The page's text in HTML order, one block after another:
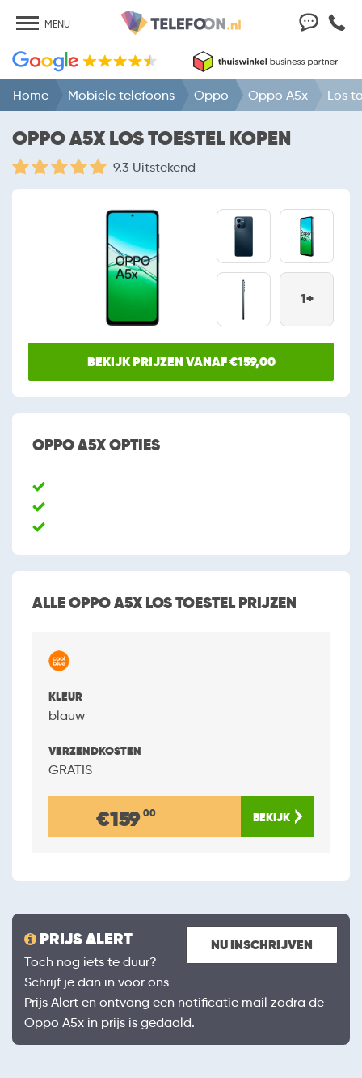
MENU
Home Mobiele telefoons Oppo Oppo A5x Los
OPPO A5X LOS TOESTEL KOPEN
9.3 Uitstekend
1+
BEKIJK PRIJZEN VANAF €159,00
OPPO A5X OPTIES
ALLE OPPO A5X LOS TOESTEL PRIJZEN
blauw
GRATIS
€15900
PRIJS ALERT NU INSCHRIJVEN
Toch nog iets te duur?
Schrijf je dan in voor ons
Prijs Alert en ontvang een notificatie mail zodra de
Oppo A5x in prijs is gedaald.